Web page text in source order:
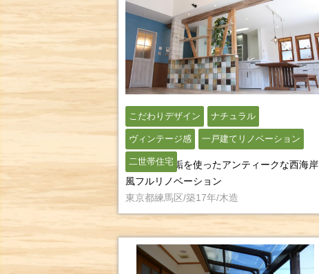
こだわりデザイン ナチュラル
ヴィンテージ感 一戸建てリノベーション
二世帯住宅
練馬区｜無垢を使ったアンティークな西海岸
風フルリノベーション
東京都練馬区/築17年/木造